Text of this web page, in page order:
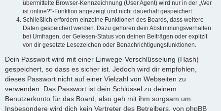
übermittelte Browser-Kennzeichnung (User Agent) wird nur in der „Wer
ist online?“-Funktion angezeigt und nicht dauerhaft gespeichert.
Schließlich erfordern einzelne Funktionen des Boards, dass weitere
Daten gespeichert werden. Dazu gehören dein Abstimmungsverhalten
bei Umfragen, der Gelesen-Status von deinen Beiträgen oder explizit
von dir gesetzte Lesezeichen oder Benachrichtigungsfunktionen.
Dein Passwort wird mit einer Einwege-Verschlüsselung (Hash)
gespeichert, so dass es sicher ist. Jedoch wird dir empfohlen,
dieses Passwort nicht auf einer Vielzahl von Webseiten zu
verwenden. Das Passwort ist dein Schlüssel zu deinem
Benutzerkonto für das Board, also geh mit ihm sorgsam um.
Insbesondere wird dich kein Vertreter des Betreibers, von phpBB